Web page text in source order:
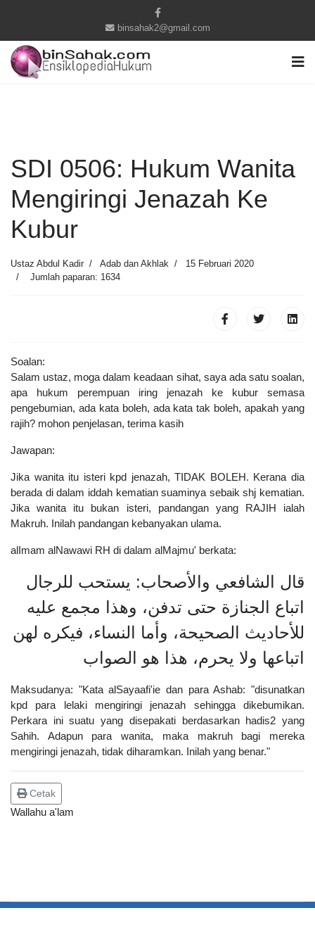
binsahak2@gmail.com
SDI 0506: Hukum Wanita
Mengiringi Jenazah Ke
Kubur
Ustaz Abdul Kadir Adab dan Akhlak
15 Februari 2020
Jumlah paparan: 1634
Soalan:
Salam ustaz, moga dalam keadaan sihat, saya ada satu soalan,
apa hukum perempuan iring jenazah ke kubur semasa
pengebumian, ada kata boleh, ada kata tak boleh, apakah yang
rajih? mohon penjelasan, terima kasih
Jawapan:
Jika wanita itu isteri kpd jenazah, TIDAK BOLEH. Kerana dia
berada di dalam iddah kematian suaminya sebaik shj kematian.
Jika wanita itu bukan isteri, pandangan yang RAJIH ialah
Makruh. Inilah pandangan kebanyakan ulama.
alImam alNawawi RH di dalam alMajmu' berkata:
قال الشافعي والأصحاب: يستحب للرجال
اتباع الجنازة حتى تدفن، وهذا مجمع عليه
للأحاديث الصحيحة، وأما النساء، فيكره لهن
اتباعها ولا يحرم، هذا هو الصواب
Maksudanya: "Kata alSayaafi'ie dan para Ashab: "disunatkan
kpd para lelaki mengiringi jenazah sehingga dikebumikan.
Perkara ini suatu yang disepakati berdasarkan hadis2 yang
Sahih. Adapun para wanita, maka makruh bagi mereka
mengiringi jenazah, tidak diharamkan. Inilah yang benar."
Cetak
Wallahu a'lam